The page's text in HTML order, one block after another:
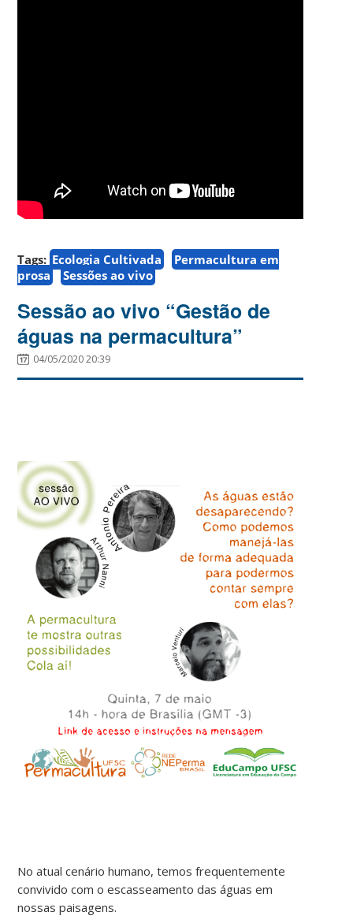
Tags: Ecologia Cultivada
Permacultura em
prosa
Sessões ao vivo
Sessão ao vivo “Gestão de
águas na permacultura”
04/05/2020 20:39
No atual cenário humano, temos frequentemente
convivido com o escasseamento das águas em
nossas paisagens.